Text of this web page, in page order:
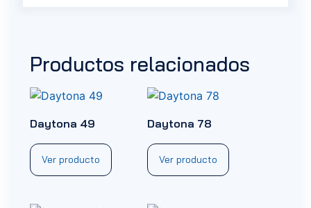
Productos relacionados
Daytona 49
Ver producto
Daytona 78
Ver producto